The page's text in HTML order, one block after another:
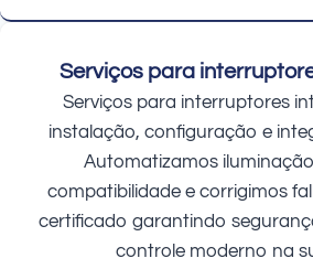
Serviços para
Serviços para interruptores
instalação, configuração e
Automatizamos
compatibilidade e corrigimos
certificado garantindo
controle moderno na